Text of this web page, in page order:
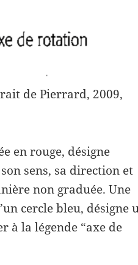
de Pierrard, 2009,
en rouge, désigne
sens, sa direction et
non graduée. Une
cercle bleu, désigne
à la légende “axe de